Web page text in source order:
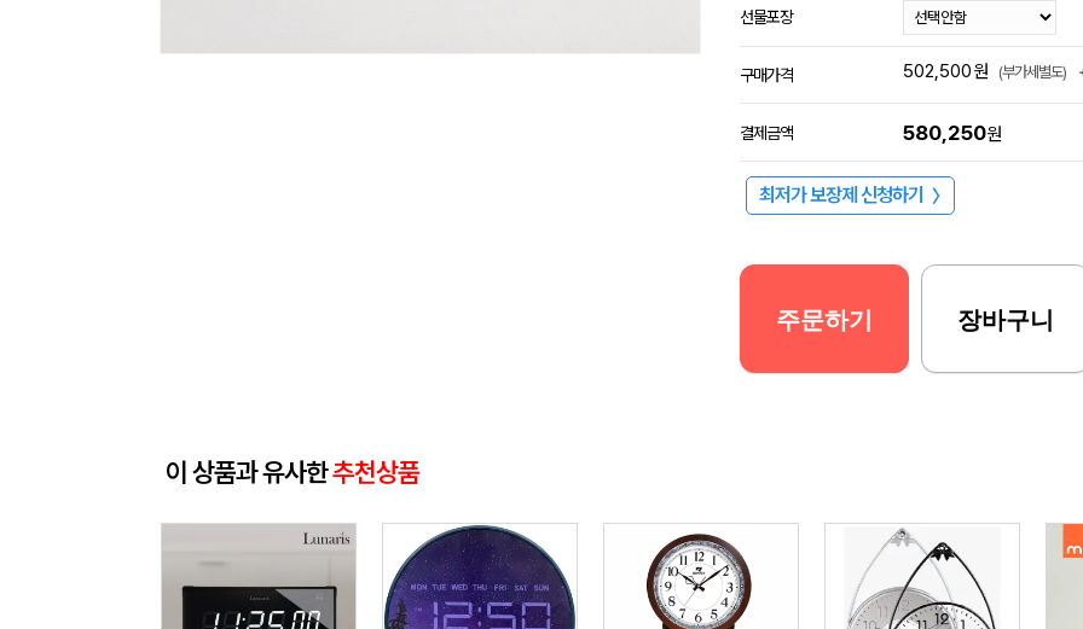
선물포장
구매가격 502,500원 (부가세별도)
결제금액 580,250원
최저가 보장제 신청하기 〉
주문하기 장바구니
이 상품과 유사한추천상품